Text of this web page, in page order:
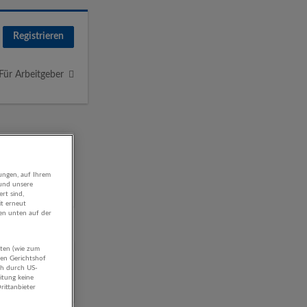
Registrieren
Für Arbeitgeber
auf Ihrem
unsere
sind,
erneut
unten auf der
(wie zum
Gerichtshof
durch US-
keine